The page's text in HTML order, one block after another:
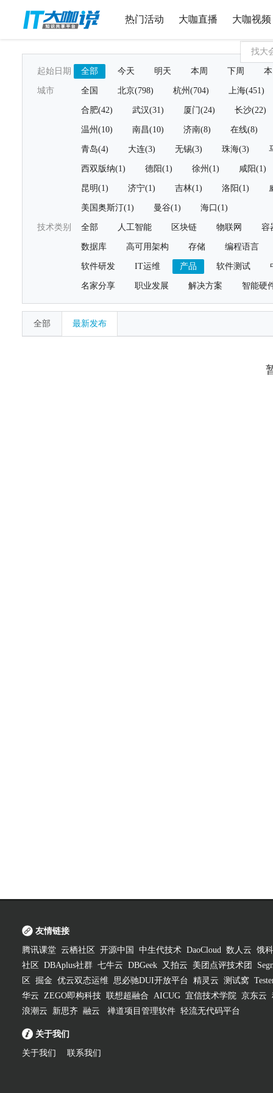
热门活动 大咖直播 大咖视频
起始日期 全部 今天 明天 本周 下周
城市 全国 北京(798) 杭州(704) 上海(451)
合肥(42) 武汉(31) 厦门(24) 长沙(22)
温州(10) 南昌(10) 济南(8) 在线(8)
青岛(4) 大连(3) 无锡(3) 珠海(3)
西双版纳(1) 德阳(1) 徐州(1) 咸阳(1)
昆明(1) 济宁(1) 吉林(1) 洛阳(1)
美国奥斯汀(1) 曼谷(1) 海口(1)
技术类别 全部 人工智能 区块链 物联网 容
数据库 高可用架构 存储 编程语言
软件研发 IT运维 产品 软件测试
名家分享 职业发展 解决方案 智能硬
全部 最新发布
友情链接
腾讯课堂 云栖社区 开源中国 中生代技术 DaoCloud 数人云 饿
社区
DBAplus社群 七牛云 DBGeek 又拍云 美团点评技术团
区
掘金 优云双态运维 思必驰DUI开放平台 精灵云 测试窝
华云 ZEGO即构科技 联想超融合 AICUG 宜信技术学院 京东云
浪潮云
新思齐 融云 禅道项目管理软件 轻流无代码平台
关于我们
关于我们 联系我们